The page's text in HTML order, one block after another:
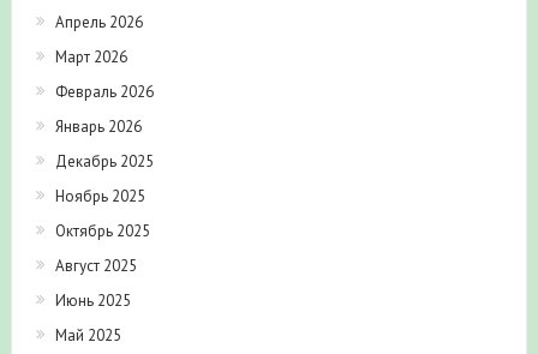
Апрель 2026
Март 2026
Февраль 2026
Январь 2026
Декабрь 2025
Ноябрь 2025
Октябрь 2025
Август 2025
Июнь 2025
Май 2025